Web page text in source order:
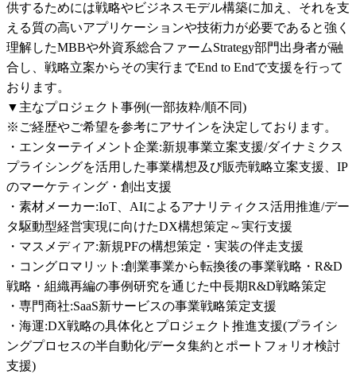
供するためには戦略やビジネスモデル構築に加え、それを支
える質の高いアプリケーションや技術力が必要であると強く
理解したMBBや外資系総合ファームStrategy部門出身者が融
合し、戦略立案からその実行までEnd to Endで支援を行って
おります。
▼主なプロジェクト事例(一部抜粋/順不同)
※ご経歴やご希望を参考にアサインを決定しております。
・エンターテイメント企業:新規事業立案支援/ダイナミクス
プライシングを活用した事業構想及び販売戦略立案支援、IP
のマーケティング・創出支援
・素材メーカー:IoT、AIによるアナリティクス活用推進/デー
タ駆動型経営実現に向けたDX構想策定～実行支援
・マスメディア:新規PFの構想策定・実装の伴走支援
・コングロマリット:創業事業から転換後の事業戦略・R&D
戦略・組織再編の事例研究を通じた中長期R&D戦略策定
・専門商社:SaaS新サービスの事業戦略策定支援
・海運:DX戦略の具体化とプロジェクト推進支援(プライシ
ングプロセスの半自動化/データ集約とポートフォリオ検討
支援)